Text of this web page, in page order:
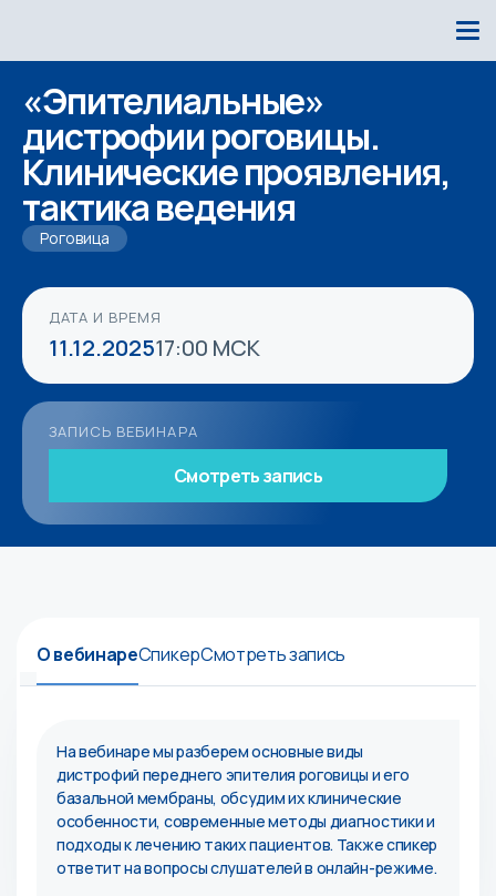
«Эпителиальные»
дистрофии роговицы.
Клинические проявления,
тактика ведения
Роговица
ДАТА И ВРЕМЯ
11.12.202517:00 МСК
ЗАПИСЬ ВЕБИНАРА
Смотреть запись
О вебинареСпикерСмотреть запись
На вебинаре мы разберем основные виды
дистрофий переднего эпителия роговицы и его
базальной мембраны, обсудим их клинические
особенности, современные методы диагностики и
подходы к лечению таких пациентов. Также спикер
ответит на вопросы слушателей в онлайн-режиме.